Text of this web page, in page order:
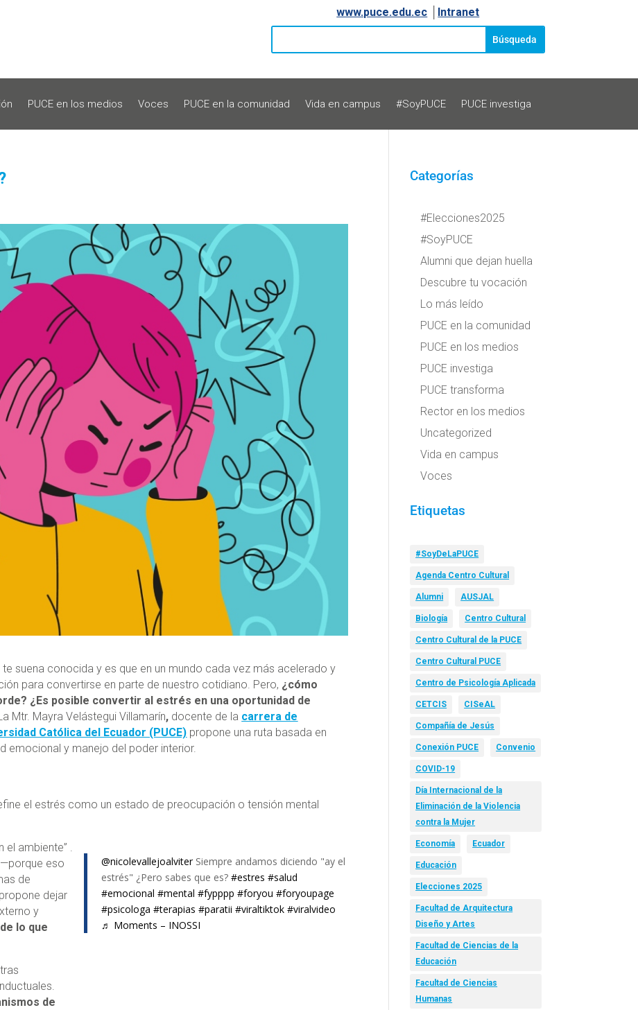
www.puce.edu.ec Intranet
PUCE en los medios Voces PUCE en la comunidad Vida en campus #SoyPUCE PUCE investiga
suena conocida y es que en un mundo cada vez más acelerado y
para convertirse en parte de nuestro cotidiano. Pero, ¿cómo
¿Es posible convertir al estrés en una oportunidad de
Mtr. Mayra Velástegui Villamarín, docente de la carrera de
Católica del Ecuador (PUCE) propone una ruta basada en
emocional y manejo del poder interior.
el estrés como un estado de preocupación o tensión mental
el ambiente” .
eso
de
dejar
y
lo que
de
@nicolevallejoalviterSiempre andamos diciendo "ay el
estrés" ¿Pero sabes que es?#estres #salud
#emocional #mental #fypppp #foryou #foryoupage
#psicologa #terapias #paratii #viraltiktok #viralvideo
♬ Moments – INOSSI
Categorías
#Elecciones2025
#SoyPUCE
Alumni que dejan huella
Descubre tu vocación
Lo más leído
PUCE en la comunidad
PUCE en los medios
PUCE investiga
PUCE transforma
Rector en los medios
Uncategorized
Vida en campus
Voces
Etiquetas
#SoyDeLaPUCE
Agenda Centro Cultural
Alumni AUSJAL
Biología Centro Cultural
Centro Cultural de la PUCE
Centro Cultural PUCE
Centro de Psicología Aplicada
CETCIS CISeAL
Compañía de Jesús
Conexión PUCE Convenio
COVID-19
Día Internacional de la
Eliminación de la Violencia
contra la Mujer
Economía Ecuador
Educación
Elecciones 2025
Facultad de Arquitectura
Diseño y Artes
Facultad de Ciencias de la
Educación
Facultad de Ciencias
Humanas